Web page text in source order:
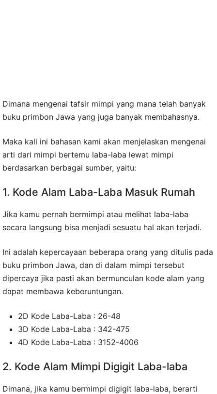
Dimana mengenai tafsir mimpi yang mana telah banyak
buku primbon Jawa yang juga banyak membahasnya.
Maka kali ini bahasan kami akan menjelaskan mengenai
arti dari mimpi bertemu laba-laba lewat mimpi
berdasarkan berbagai sumber, yaitu:
1. Kode Alam Laba-Laba Masuk Rumah
Jika kamu pernah bermimpi atau melihat laba-laba
secara langsung bisa menjadi sesuatu hal akan terjadi.
Ini adalah kepercayaan beberapa orang yang ditulis pada
buku primbon Jawa, dan di dalam mimpi tersebut
dipercaya jika pasti akan bermunculan kode alam yang
dapat membawa keberuntungan.
2D Kode Laba-Laba : 26-48
3D Kode Laba-Laba : 342-475
4D Kode Laba-Laba : 3152-4006
2. Kode Alam Mimpi Digigit Laba-laba
Dimana, jika kamu bermimpi digigit laba-laba, berarti